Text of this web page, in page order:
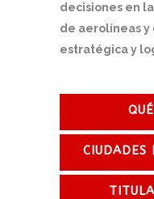
decisiones en
de aerolíneas y
estratégica y
CIUDADES